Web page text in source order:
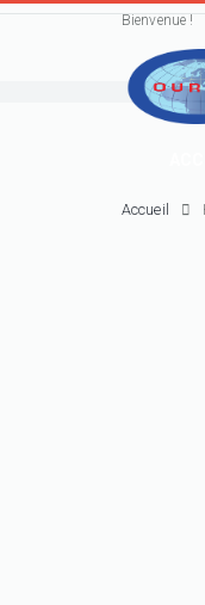
Bienvenue !
Accueil